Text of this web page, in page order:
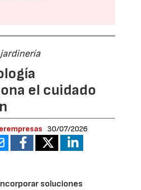
el cuidado
30/07/2026
soluciones